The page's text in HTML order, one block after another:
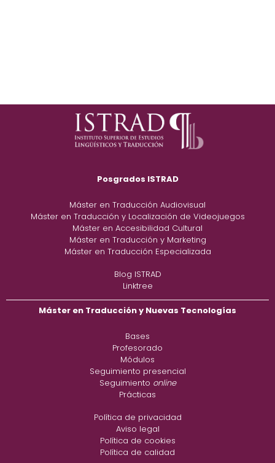
Posgrados ISTRAD
Máster en Traducción Audiovisual
Máster en Traducción y Localización de Videojuegos
Máster en Accesibilidad Cultural
Máster en Traducción y Marketing
Máster en Traducción Especializada
Blog ISTRAD
Linktree
Máster en Traducción y Nuevas Tecnologías
Bases
Profesorado
Módulos
Seguimiento presencial
Seguimiento online
Prácticas
Política de privacidad
Aviso legal
Política de cookies
Política de calidad